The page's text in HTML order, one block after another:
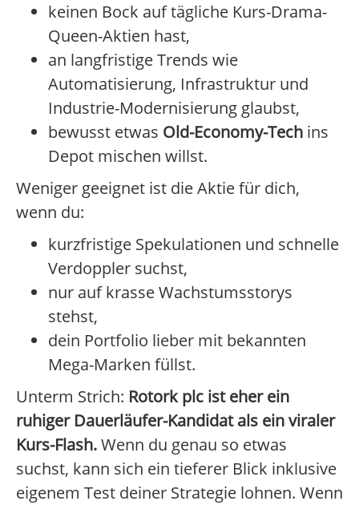
keinen Bock auf tägliche Kurs-Drama-
Queen-Aktien hast,
an langfristige Trends wie
Automatisierung, Infrastruktur und
Industrie-Modernisierung glaubst,
bewusst etwas Old-Economy-Tech ins
Depot mischen willst.
Weniger geeignet ist die Aktie für dich,
wenn du:
kurzfristige Spekulationen und schnelle
Verdoppler suchst,
nur auf krasse Wachstumsstorys
stehst,
dein Portfolio lieber mit bekannten
Mega-Marken füllst.
Unterm Strich: Rotork plc ist eher ein
ruhiger Dauerläufer-Kandidat als ein viraler
Kurs-Flash.Wenn du genau so etwas
suchst, kann sich ein tieferer Blick inklusive
eigenem Test deiner Strategie lohnen. Wenn